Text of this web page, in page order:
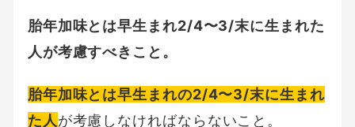
胎年加味とは早生まれ2/4〜3/末に生まれた
人が考慮すべきこと。
胎年加味とは早生まれの2/4〜3/末に生まれ
た人が考慮しなければならないこと。